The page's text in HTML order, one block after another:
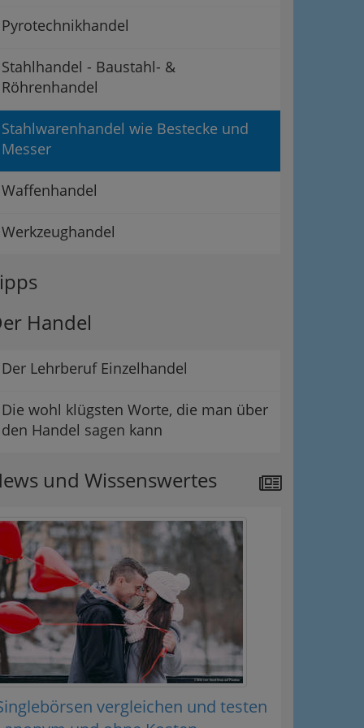
Pyrotechnikhandel
Stahlhandel - Baustahl- &
Röhrenhandel
Stahlwarenhandel wie Bestecke und
Messer
Waffenhandel
Werkzeughandel
Handel
Der Lehrberuf Einzelhandel
Die wohl klügsten Worte, die man über
den Handel sagen kann
und Wissenswertes
vergleichen und testen